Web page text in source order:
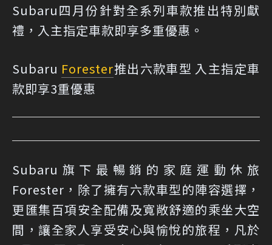
Subaru四月份針對全系列車款推出特別獻
禮，入主指定車款即享多重優惠。
Subaru Forester推出六款車型 入主指定車
款即享3重優惠
Subaru旗下最暢銷的家庭運動休旅
Forester，除了擁有六款車型的陣容選擇，
更匯集百項安全配備及寬敞舒適的乘坐大空
間，讓全家人享受安心與愉悅的旅程，凡於